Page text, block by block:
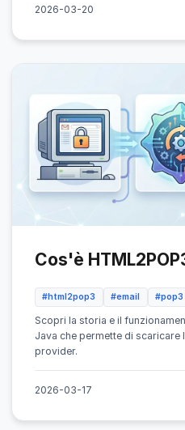
2026-03-20
Cos'è
#html2pop3 #email #pop3
Scopri la storia e il
Java che permette di scaricare
provider.
2026-03-17